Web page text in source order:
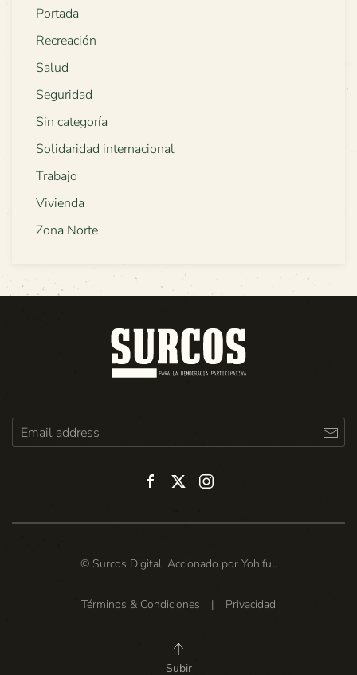
Portada
Recreación
Salud
Seguridad
Sin categoría
Solidaridad internacional
Trabajo
Vivienda
Zona Norte
© Surcos Digital. Accionado por Yohiful.
Términos & Condiciones | Privacidad
Subir